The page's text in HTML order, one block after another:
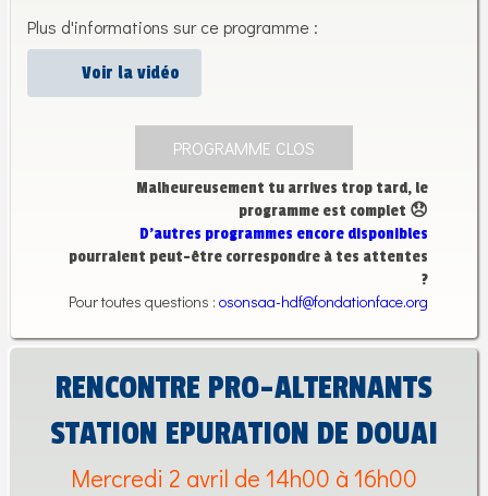
Plus d'informations sur ce programme :
Voir la vidéo
PROGRAMME CLOS
Malheureusement tu arrives trop tard, le
programme est complet 😞
D’autres programmes encore disponibles
pourraient peut-être correspondre à tes attentes
?
Pour toutes questions : osonsaa-hdf@fondationface.org
RENCONTRE PRO-ALTERNANTS
STATION EPURATION DE DOUAI
Mercredi 2 avril de 14h00 à 16h00